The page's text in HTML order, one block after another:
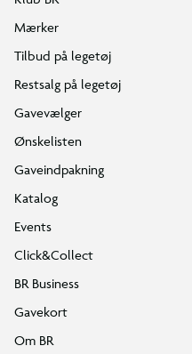
Mærker
Tilbud på legetøj
Restsalg på legetøj
Gavevælger
Ønskelisten
Gaveindpakning
Katalog
Events
Click&Collect
BR Business
Gavekort
Om BR